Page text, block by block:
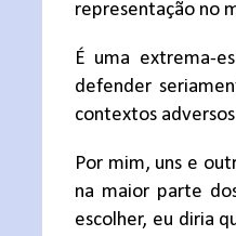
representação no
É uma extrema-
defender
contextos
Por mim, uns e
na maior parte
escolher, eu diria